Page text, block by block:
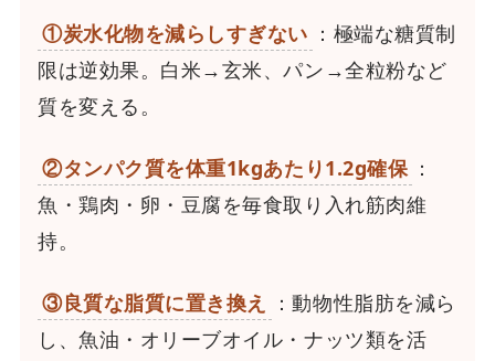
①炭水化物を減らしすぎない ：極端な糖質制
限は逆効果。白米→玄米、パン→全粒粉など
質を変える。
②タンパク質を体重1kgあたり1.2g確保 ：
魚・鶏肉・卵・豆腐を毎食取り入れ筋肉維
持。
③良質な脂質に置き換え
：動物性脂肪を減ら
し、魚油・オリーブオイル・ナッツ類を活